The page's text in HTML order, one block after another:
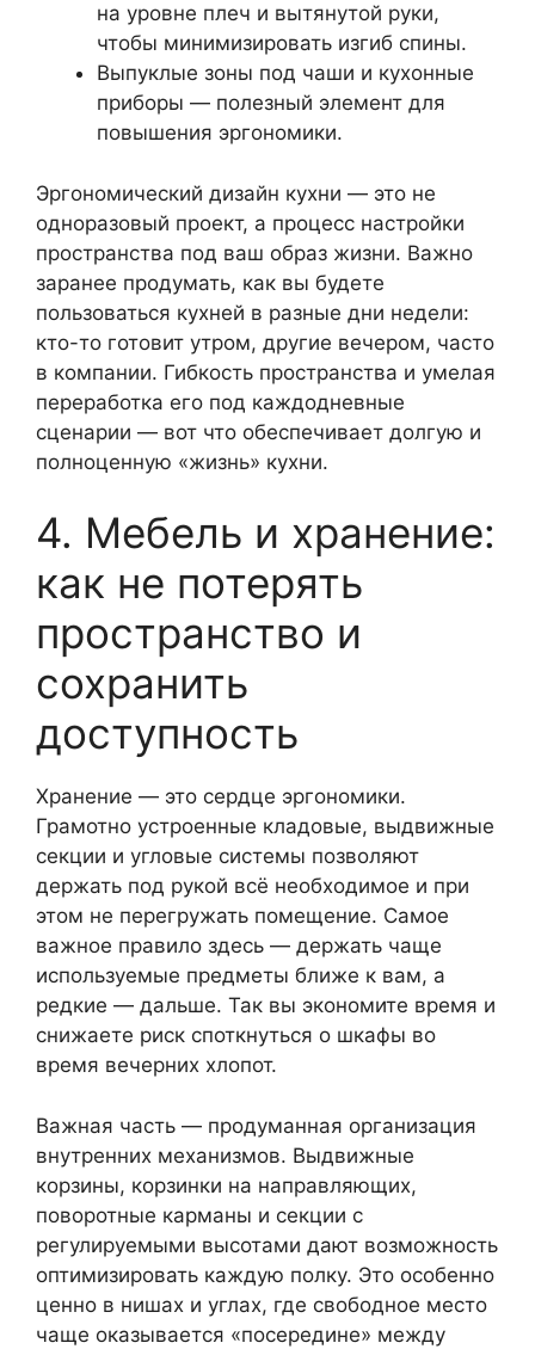
на уровне плеч и вытянутой руки,
чтобы минимизировать изгиб спины.
Выпуклыe зоны под чаши и кухонные
приборы — полезный элемент для
повышения эргономики.
Эргономический дизайн кухни — это не
одноразовый проект, а процесс настройки
пространства под ваш образ жизни. Важно
заранее продумать, как вы будете
пользоваться кухней в разные дни недели:
кто-то готовит утром, другие вечером, часто
в компании. Гибкость пространства и умелая
переработка его под каждодневные
сценарии — вот что обеспечивает долгую и
полноценную «жизнь» кухни.
4. Мебель и хранение:
как не потерять
пространство и
сохранить
доступность
Хранение — это сердце эргономики.
Грамотно устроенные кладовые, выдвижные
секции и угловые системы позволяют
держать под рукой всё необходимое и при
этом не перегружать помещение. Самое
важное правило здесь — держать чаще
используемые предметы ближе к вам, а
редкие — дальше. Так вы экономите время и
снижаете риск споткнуться о шкафы во
время вечерних хлопот.
Важная часть — продуманная организация
внутренних механизмов. Выдвижные
корзины, корзинки на направляющих,
поворотные карманы и секции с
регулируемыми высотами дают возможность
оптимизировать каждую полку. Это особенно
ценно в нишах и углах, где свободное место
чаще оказывается «посередине» между